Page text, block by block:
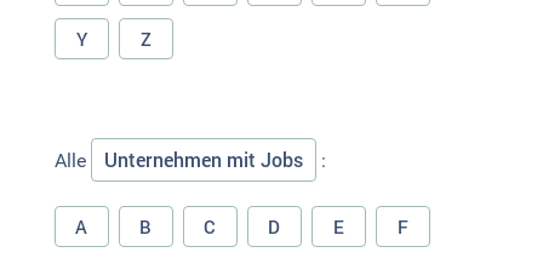
Y Z
Alle Unternehmen mit Jobs :
A B C D E F